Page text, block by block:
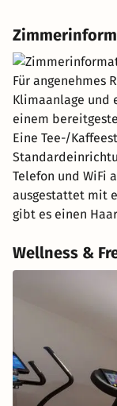
Für angenehmes
Klimaanlage und
einem
Eine Tee-/
Telefon und WiFi
ausgestattet mit
gibt es einen
Wellness &